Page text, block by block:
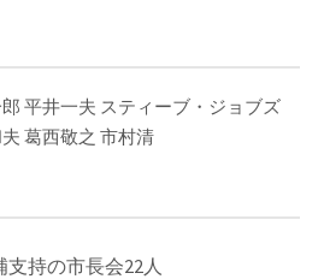
平井一夫 スティーブ・ジョブズ
葛西敬之 市村清
持の市長会22人